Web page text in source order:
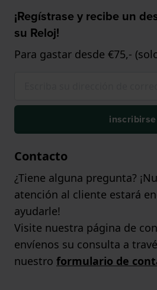
¡Regístrase y recibe un
su Reloj!
Para gastar desde €75,-
inscribirse
Contacto
¿Tiene alguna pregunta?
atención al cliente estará
ayudarle!
Visite nuestra página de
envíenos su consulta a
nuestro formulario de